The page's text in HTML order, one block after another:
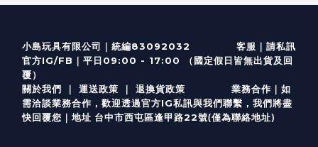
小島玩具有限公司｜統編83092032 客服 ｜ 請私訊
官方IG/FB ｜ 平日09:00 - 17:00 （國定假日皆無出貨及回
覆）
關於我們 ｜ 運送政策 ｜ 退換貨政策 業務合作｜如
需洽談業務合作，歡迎透過官方IG私訊與我們聯繫，我們將盡
快回覆您｜ 地址 台中市西屯區逢甲路22號(僅為聯絡地址)